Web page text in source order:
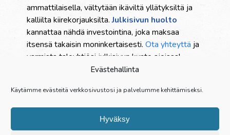
Evästehallinta
Käytämme evästeitä verkkosivustosi ja palvelumme kehittämiseksi.
Hyväksy
ammattilaisella, vältytään ikäviltä yllätyksiltä ja
kalliilta kiirekorjauksilta.Julkisivun huolto
kannattaa nähdä investointina, joka maksaa
itsensä takaisin moninkertaisesti.Ota yhteyttä ja
varmista taloyhtiösi julkisivun kunto ajoissa!
Palvelut